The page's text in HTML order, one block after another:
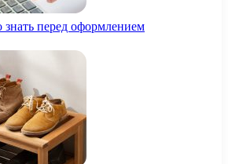
перед оформлением